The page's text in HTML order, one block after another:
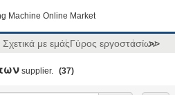
Machine Online Market
Σχετικά με εμάςΓύρος εργοστασίων
>>
supplier. (37)